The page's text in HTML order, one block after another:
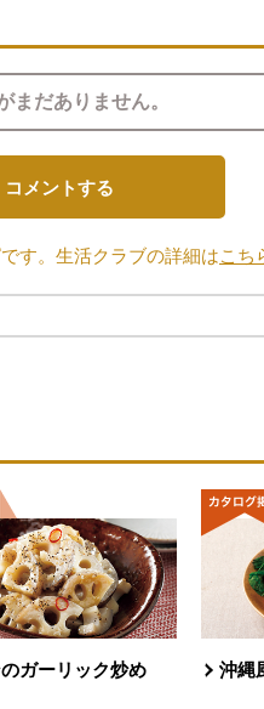
まだありません。
コメントする
す。生活クラブの詳細はこち
ガーリック炒め 沖縄